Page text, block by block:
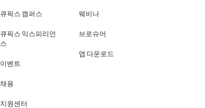
큐픽스 캠퍼스
큐픽스 익스피리언
스
이벤트
채용
지원센터
웨비나
브로슈어
앱 다운로드